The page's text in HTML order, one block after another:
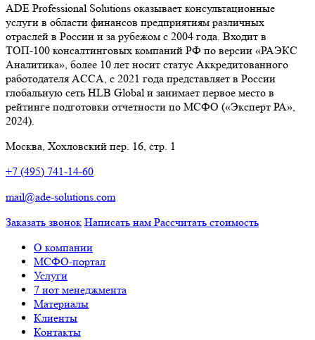
ADE Professional Solutions оказывает консультационные
услуги в области финансов предприятиям различных
отраслей в России и за рубежом с 2004 года. Входит в
ТОП-100 консалтинговых компаний РФ по версии «РАЭКС
Аналитика», более 10 лет носит статус Аккредитованного
работодателя ACCA, с 2021 года представляет в России
глобальную сеть HLB Global и занимает первое место в
рейтинге подготовки отчетности по МСФО («Эксперт РА»,
2024).
Москва, Хохловский пер. 16, стр. 1
+7 (495) 741-14-60
mail@ade-solutions.com
Заказать звонок Написать нам Рассчитать стоимость
О компании
МСФО-портал
Услуги
7 нот менеджмента
Материалы
Клиенты
Контакты